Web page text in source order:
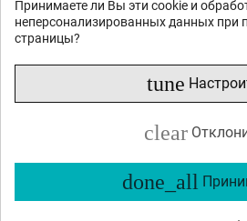
Принимаете ли Вы эти cookie и
неперсонализированных данных при
страницы?
tune
clear
done_all